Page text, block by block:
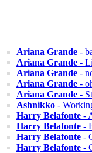
Ariana Grande -
Ariana Grande -
Ariana Grande -
Ariana Grande -
Ariana Grande -
Ashnikko -
Harry Belafonte -
Harry Belafonte -
Harry Belafonte -
Harry Belafonte -